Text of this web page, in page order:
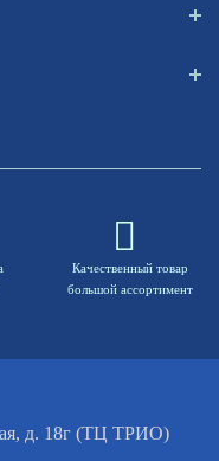
Качественный товар
большой ассортимент
д. 18г (ТЦ ТРИО)